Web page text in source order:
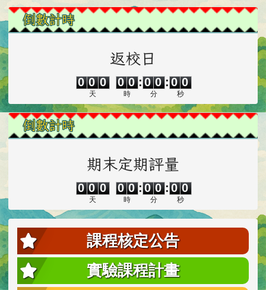
2026-02-12 注意
垃圾強制分類(3大類：資
源、廚餘及垃圾)+Q&A
【行為指引海報】
左邊區域內容
倒數計時
返校日
0 0 0
天
0
0
0
0
時
:
0
0 0
分
: 0 0
秒
倒數計時
期末定期評量
0
0
0
0
0
天
0
0
0
0
時
:
0
0
0
0
分
:
0
0 0
秒
課程核定公告
實驗課程計畫